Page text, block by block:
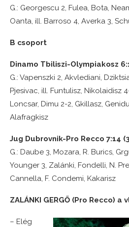
G.: Georgescu 2, Fulea, Bota,
Oanta, ill. Barroso 4, Averka 3,
B csoport
Dinamo Tbiliszi-Olympiakosz
G.: Vapenszki 2, Akvlediani,
Pjesivac, ill. Funtulisz, Nikolaidisz
Loncsar, Dimu 2-2, Gkillasz,
Alafragkisz
Jug Dubrovnik-Pro Recco 7:14
G.: Daube 3, Mozara, R. Burics,
Younger 3, Zalánki, Fondelli, N.
Cannella, F. Condemi, Kakarisz
ZALÁNKI GERGŐ (Pro Recco) a
– Elég